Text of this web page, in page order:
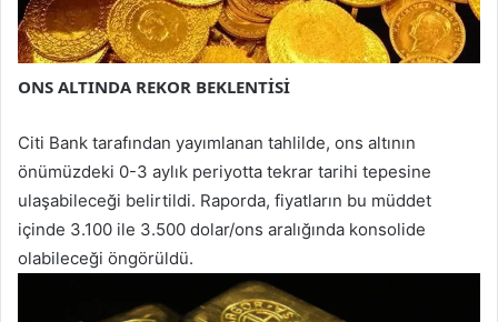
ONS ALTINDA REKOR BEKLENTİSİ
Citi Bank tarafından yayımlanan tahlilde, ons altının
önümüzdeki 0-3 aylık periyotta tekrar tarihi tepesine
ulaşabileceği belirtildi. Raporda, fiyatların bu müddet
içinde 3.100 ile 3.500 dolar/ons aralığında konsolide
olabileceği öngörüldü.